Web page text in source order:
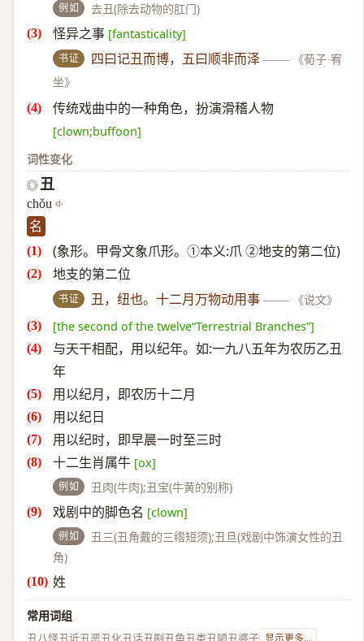
例如 去丑(除去动物的肛门)
怪异之事 [fantasticality]
书证 四曰记丑而博，五曰顺非而泽 ——
《荀子·宥
坐》
传统戏曲中的一种角色，扮演滑稽人物
[clown;buffoon]
词性变化
◎ 丑
chǒu
名
(象形。甲骨文象爪形。①本义:爪 ②地支的第二位)
地支的第二位
书证 丑，纽也。十二月万物动用事 —— 《说文》
[the second of the twelve“Terrestrial Branches”]
与天干相配，用以纪年。如:一九八五年为农历乙丑
年
用以纪月，即农历十二月
用以纪日
用以纪时，即早晨一时至三时
十二生肖属牛 [ox]
例如 丑肉(牛肉);丑宝(牛黄的别称)
戏剧中的脚色名 [clown]
例如
丑三(丑角戴的三绺短须);丑旦(戏剧中饰演女性的丑
角)
姓
常用词组
丑八怪丑诋丑恶丑化丑话丑剧丑角丑类丑陋丑婆子 显示更多...